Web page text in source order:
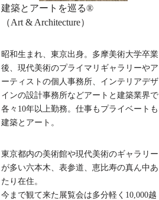
建築とアートを巡る®︎
（Art & Architecture）
昭和生まれ、東京出身。多摩美術大学卒業
後、現代美術のプライマリギャラリーやア
ーティストの個人事務所、インテリアデザ
インの設計事務所などアートと建築業界で
各々10年以上勤務。仕事もプライベートも
建築とアート。
東京都内の美術館や現代美術のギャラリー
が多い六本木、表参道、恵比寿の真ん中あ
たり在住。
今まで観て来た展覧会は多分軽く10,000越